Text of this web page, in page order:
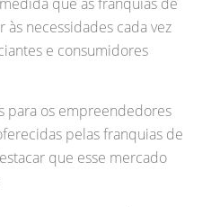
necessidades cada vez
e consumidores
para os empreendedores
pelas franquias de
que esse mercado